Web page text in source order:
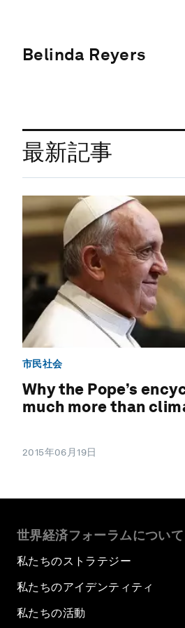
Belinda Reyers
最新記事
市民社会
Why the Pope’s
much more than
2015年06月19日
世界経済フォーラムについて
私たちのストラテジー
私たちのアイデンティティ
私たちの活動